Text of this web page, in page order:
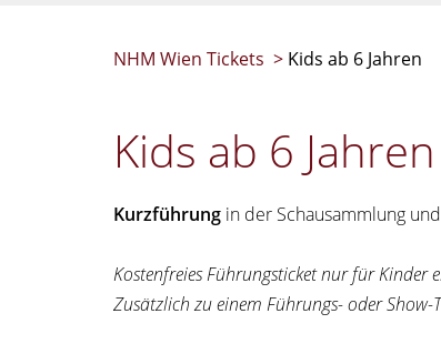
NHM Wien Tickets > Kids ab 6 Jahren
Kids ab 6 Jahren
Kurzführung in der Schausammlung und
Kostenfreies Führungsticket nur für Kinder
Zusätzlich zu einem Führungs- oder